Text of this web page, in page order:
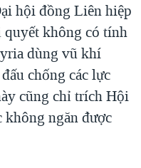
hội đồng Liên hiệp
quyết không có tính
dùng vũ khí
chống các lực
cũng chỉ trích Hội
không ngăn được